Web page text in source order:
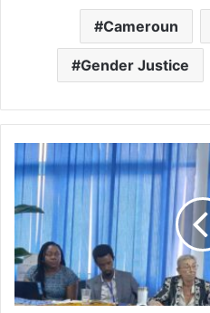
Cameroun
Gender Justice
o
p
c
t
n
a